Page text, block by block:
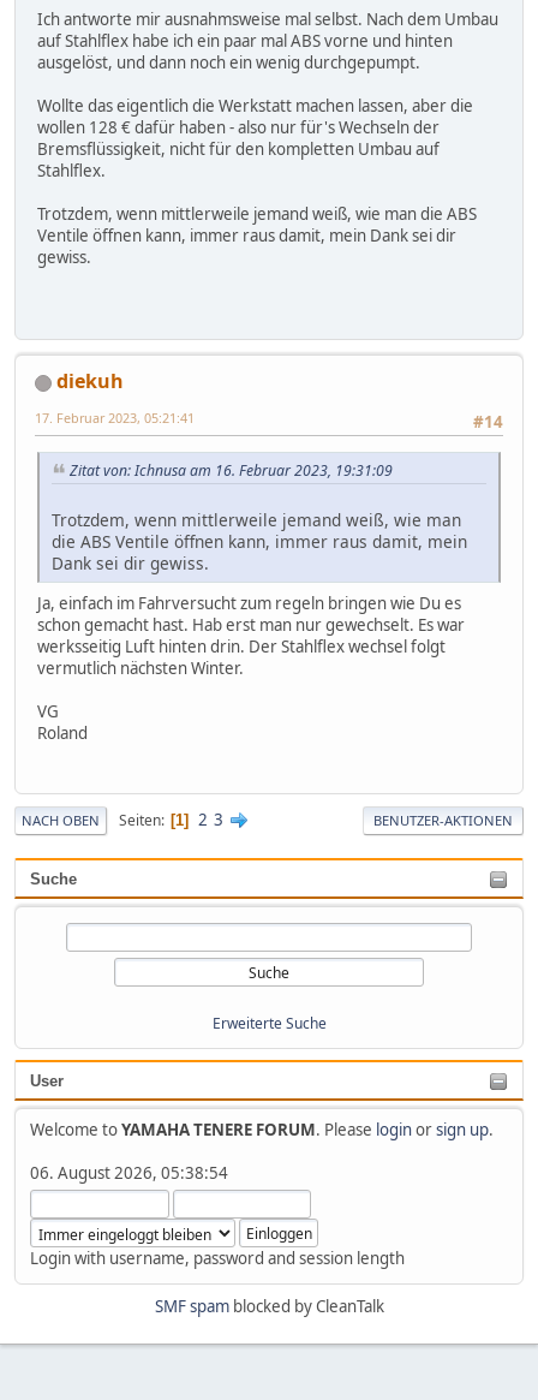
Suche
Erweiterte Suche
User
Welcome toYAMAHA TENERE FORUM. Please loginorsign up.
06. August 2026, 05:38:54
Login with username, password and session length
Ich antworte mir ausnahmsweise mal selbst. Nach dem Umbau
auf Stahlflex habe ich ein paar mal ABS vorne und hinten
ausgelöst, und dann noch ein wenig durchgepumpt.
Wollte das eigentlich die Werkstatt machen lassen, aber die
wollen 128 € dafür haben - also nur für's Wechseln der
Bremsflüssigkeit, nicht für den kompletten Umbau auf
Stahlflex.
Trotzdem, wenn mittlerweile jemand weiß, wie man die ABS
Ventile öffnen kann, immer raus damit, mein Dank sei dir
gewiss.
diekuh
#14
17. Februar 2023, 05:21:41
Zitat von: Ichnusa am 16. Februar 2023, 19:31:09
Trotzdem, wenn mittlerweile jemand weiß, wie man
die ABS Ventile öffnen kann, immer raus damit, mein
Dank sei dir gewiss.
Ja, einfach im Fahrversucht zum regeln bringen wie Du es
schon gemacht hast. Hab erst man nur gewechselt. Es war
werksseitig Luft hinten drin. Der Stahlflex wechsel folgt
vermutlich nächsten Winter.
VG
Roland
NACH OBEN Seiten 1 2 3 BENUTZER-AKTIONEN
SMF spamblocked by CleanTalk